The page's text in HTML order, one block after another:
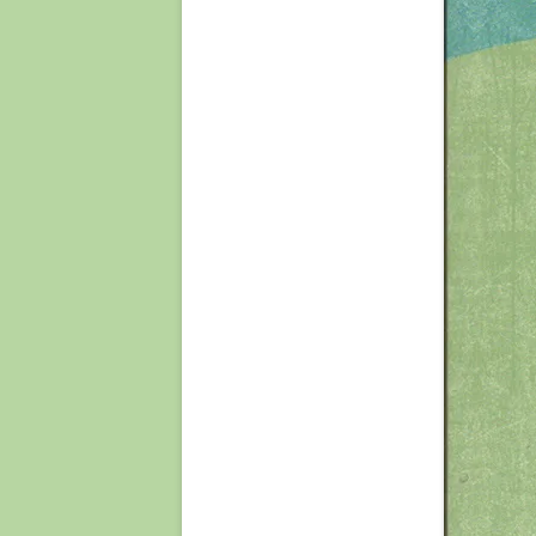
ØSTRIG
MANDDRAB OG
NEOLITIKUM OG
MENNESKET OG ILDEN
OPRINDELSEN AF
OPREJST STAND OG
OUT-OF AFRICA II –
SAPIENS’
PIGMENTERING HOS
SAARTJIE (SARAH)
SKRIFTSPROGETS
OG UDVIKLING